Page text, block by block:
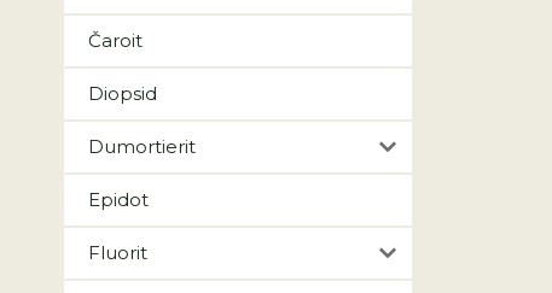
Čaroit
Diopsid
Dumortierit
Epidot
Fluorit